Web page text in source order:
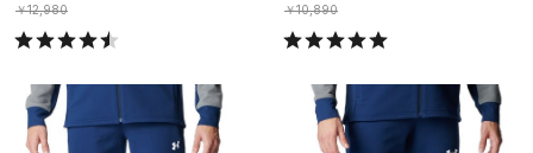
￥12,980
￥10,890